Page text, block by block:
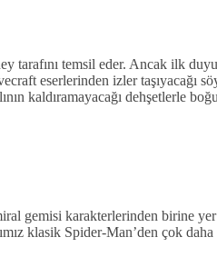
tarafını temsil eder. Ancak ilk
eserlerinden izler taşıyacağı
kaldıramayacağı dehşetlerle
gemisi karakterlerinden birine
klasik Spider-Man’den çok